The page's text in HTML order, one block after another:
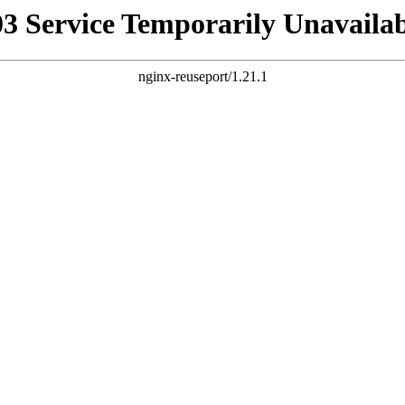
Service Temporarily
nginx-reuseport/1.21.1